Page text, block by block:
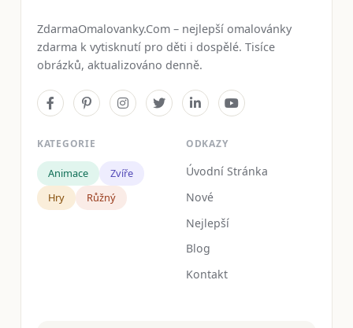
ZdarmaOmalovanky.Com – nejlepší omalovánky
zdarma k vytisknutí pro děti i dospělé. Tisíce
obrázků, aktualizováno denně.
KATEGORIE
Animace
Zvíře
Hry
Růžný
ODKAZY
Úvodní Stránka
Nové
Nejlepší
Blog
Kontakt